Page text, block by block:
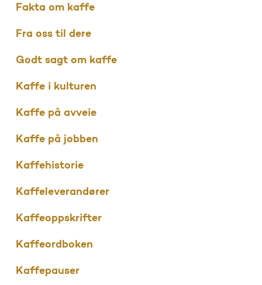
Fakta om kaffe
Fra oss til dere
Godt sagt om kaffe
Kaffe i kulturen
Kaffe på avveie
Kaffe på jobben
Kaffehistorie
Kaffeleverandører
Kaffeoppskrifter
Kaffeordboken
Kaffepauser